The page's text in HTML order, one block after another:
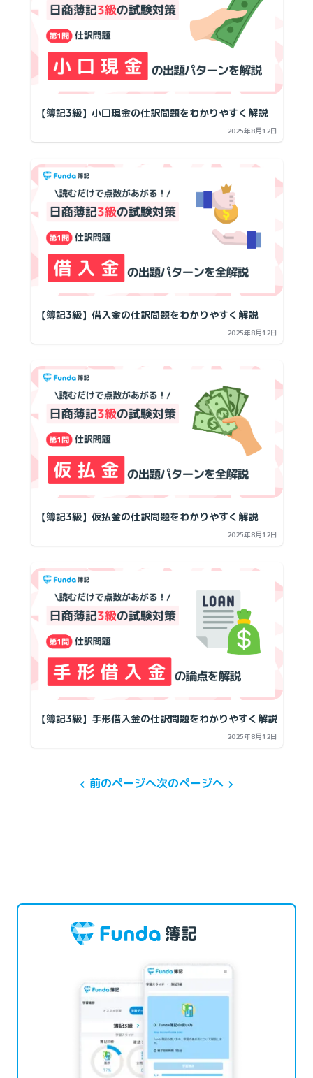
【簿記3級】小口現金の仕訳問題をわかりやすく解説
2025年8月12日
【簿記3級】借入金の仕訳問題をわかりやすく解説
2025年8月12日
【簿記3級】仮払金の仕訳問題をわかりやすく解説
2025年8月12日
【簿記3級】手形借入金の仕訳問題をわかりやすく解説
2025年8月12日
前のページへ次のページへ